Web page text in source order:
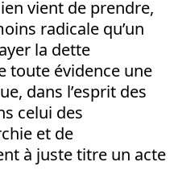
vient de prendre,
radicale qu’un
la dette
toute évidence une
dans l’esprit des
celui des
et de
à juste titre un acte